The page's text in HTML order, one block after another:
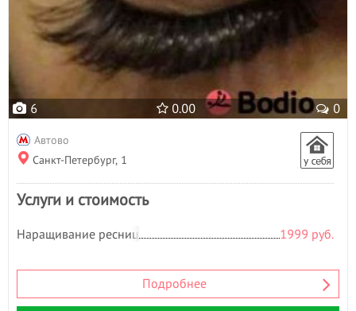
6 0.00 0
Автово
Санкт-Петербург, 1
Услуги и стоимость
Наращивание ресниц 1999 руб.
Подробнее